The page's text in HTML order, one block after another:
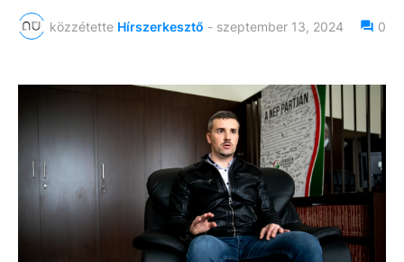
közzétette Hírszerkesztő - szeptember 13, 2024 0